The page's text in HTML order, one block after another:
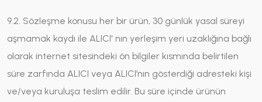
9.2. Sözleşme konusu her bir ürün, 30 günlük yasal süreyi
aşmamak kaydı ile ALICI' nın yerleşim yeri uzaklığına bağlı
olarak internet sitesindeki ön bilgiler kısmında belirtilen
süre zarfında ALICI veya ALICI’nın gösterdiği adresteki kişi
ve/veya kuruluşa teslim edilir. Bu süre içinde ürünün